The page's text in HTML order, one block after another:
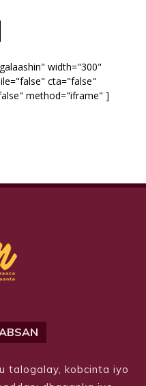
width="300"
cta="false"
method="iframe" ]
talogalay, kobcinta iyo